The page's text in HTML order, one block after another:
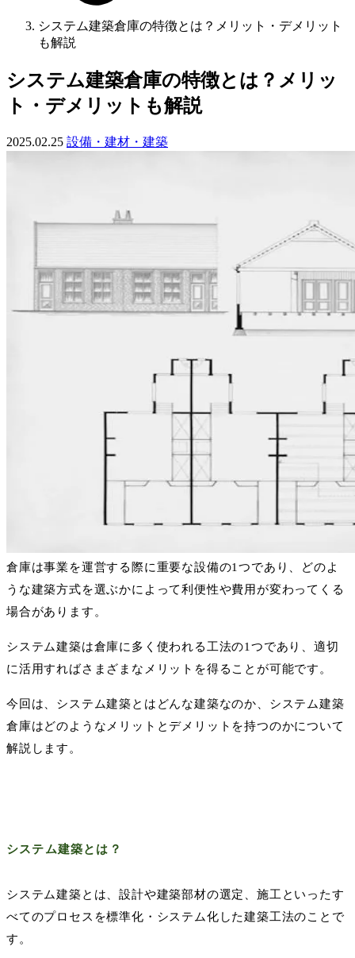
システム建築倉庫の特徴とは？メリット・デメリット
も解説
システム建築倉庫の特徴とは？メリッ
ト・デメリットも解説
2025.02.25 設備・建材・建築
倉庫は事業を運営する際に重要な設備の1つであり、どのよ
うな建築方式を選ぶかによって利便性や費用が変わってくる
場合があります。
システム建築は倉庫に多く使われる工法の1つであり、適切
に活用すればさまざまなメリットを得ることが可能です。
今回は、システム建築とはどんな建築なのか、システム建築
倉庫はどのようなメリットとデメリットを持つのかについて
解説します。
システム建築とは？
システム建築とは、設計や建築部材の選定、施工といったす
べてのプロセスを標準化・システム化した建築工法のことで
す。